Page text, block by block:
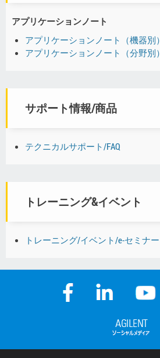
アプリケーションノート
アプリケーションノート（機器別）
アプリケーションノート（分野別）
サポート情報/商品
テクニカルサポート/FAQ
トレーニング&イベント
トレーニング/イベント/e-セミナー